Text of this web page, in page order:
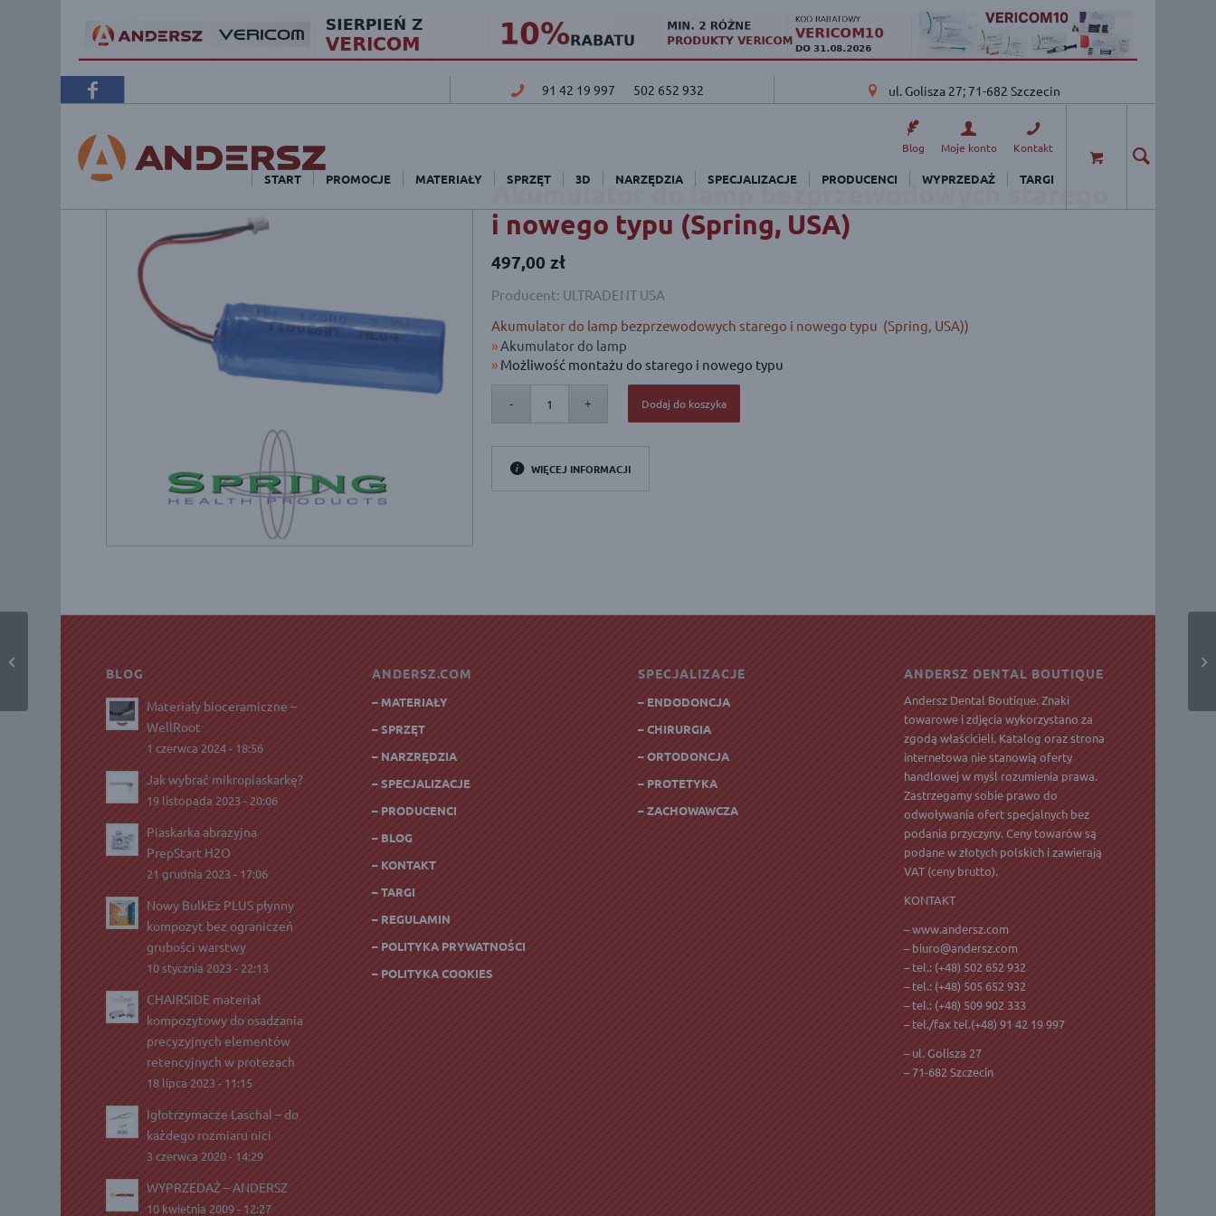
91 42 19 997 502 652 932 ul. Golisza 27; 71-682 Szczecin
Blog Moje konto Kontakt
START PROMOCJE MATERIAŁY SPRZĘT 3D NARZĘDZIA SPECJALIZACJE PRODUCENCI WYPRZEDAŻ
TARGI
Akumulator do lamp bezprzewodowych starego
i nowego typu (Spring, USA)
497,00zł
Producent: ULTRADENT USA
Akumulator do lamp bezprzewodowych starego i nowego typu (Spring, USA))
» Akumulator do lamp
» Możliwość montażu do starego i nowego typu
Dodaj do koszyka
WIĘCEJ INFORMACJI
BLOG
Materiały bioceramiczne –
WellRoot
1 czerwca 2024 - 18:56
Jak wybrać mikropiaskarkę?
19 listopada 2023 - 20:06
Piaskarka abrazyjna
PrepStart H2O
21 grudnia 2023 - 17:06
Nowy BulkEz PLUS płynny
kompozyt bez ograniczeń
grubości warstwy
10 stycznia 2023 - 22:13
CHAIRSIDE materiał
kompozytowy do osadzania
precyzyjnych elementów
retencyjnych w protezach
18 lipca 2023 - 11:15
Igłotrzymacze Laschal – do
każdego rozmiaru nici
3 czerwca 2020 - 14:29
WYPRZEDAŻ – ANDERSZ
10 kwietnia 2009 - 12:27
ANDERSZ.COM
– MATERIAŁY
– SPRZĘT
– NARZRĘDZIA
– SPECJALIZACJE
– PRODUCENCI
– BLOG
– KONTAKT
– TARGI
– REGULAMIN
– POLITYKA PRYWATNOŚCI
– POLITYKA COOKIES
SPECJALIZACJE
– ENDODONCJA
– CHIRURGIA
– ORTODONCJA
– PROTETYKA
– ZACHOWAWCZA
ANDERSZ DENTAL BOUTIQUE
Andersz Dental Boutique. Znaki
towarowe i zdjęcia wykorzystano za
zgodą właścicieli. Katalog oraz strona
internetowa nie stanowią oferty
handlowej w myśl rozumienia prawa.
Zastrzegamy sobie prawo do
odwoływania ofert specjalnych bez
podania przyczyny. Ceny towarów są
podane w złotych polskich i zawierają
VAT(ceny brutto).
KONTAKT
– www.andersz.com
–biuro@andersz.com
– tel.: (+48) 502 652 932
– tel.: (+48) 505 652 932
– tel.: (+48) 509 902 333
– tel./fax tel.(+48) 91 42 19 997
– ul. Golisza 27
– 71-682 Szczecin
(Ultradent, USA)